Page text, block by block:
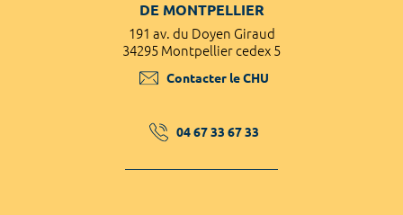
DE MONTPELLIER
191 av. du Doyen Giraud
34295 Montpellier cedex 5
Contacter le CHU
04 67 33 67 33